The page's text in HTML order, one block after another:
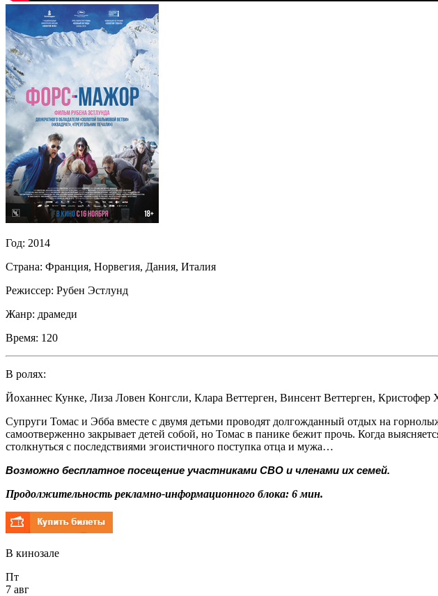
Год: 2014
Страна: Франция, Норвегия, Дания, Италия
Режиссер: Рубен Эстлунд
Жанр: драмеди
Время: 120
В ролях:
Йоханнес Кунке, Лиза Ловен Конгсли, Клара Веттерген, Винсент Веттерген, Кристофер
Супруги Томас и Эбба вместе с двумя детьми проводят долгожданный отдых на
самоотверженно закрывает детей собой, но Томас в панике бежит прочь. Когда
столкнуться с последствиями эгоистичного поступка отца и мужа…
Возможно бесплатное посещение участниками СВО и членами их семей.
Продолжительность рекламно-информационного блока: 6 мин.
В кинозале
Пт
7 авг